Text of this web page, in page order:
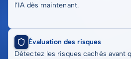
l’IA dès maintenant.
Évaluation des risques
Détectez les risques cachés avant